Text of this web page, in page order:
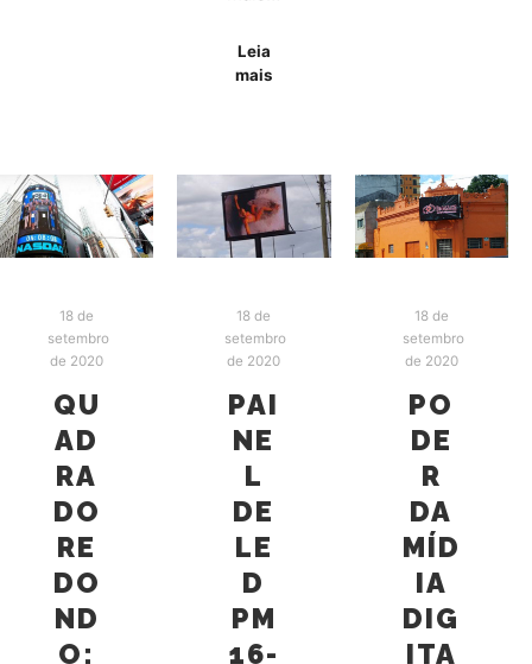
Leia
mais
18 de
setembro
de 2020
QU
AD
RA
DO
RE
DO
ND
O:
18 de
setembro
de 2020
PAI
NE
L
DE
LE
D
PM
16-
18 de
setembro
de 2020
PO
DE
R
DA
MÍD
IA
DIG
ITA